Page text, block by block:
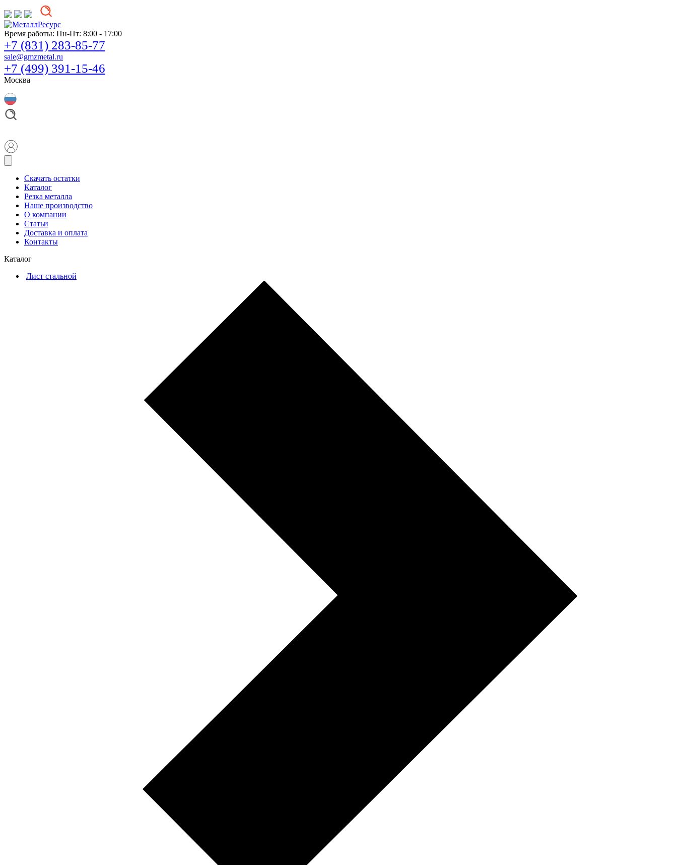
Время работы: Пн-Пт: 8:00 - 17:00
+7 (831) 283-85-77
sale@gmzmetal.ru
+7 (499) 391-15-46
Москва
Скачать остатки
Каталог
Резка металла
Наше производство
О компании
Статьи
Доставка и оплата
Контакты
Каталог
Лист стальной